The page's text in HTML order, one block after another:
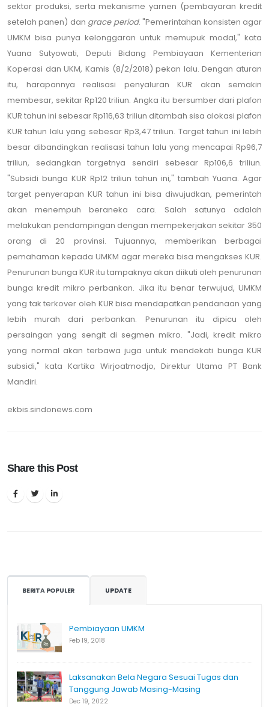
sektor produksi, serta mekanisme yarnen (pembayaran kredit
setelah panen) dan grace period. "Pemerintahan konsisten agar
UMKM bisa punya kelonggaran untuk memupuk modal," kata
Yuana Sutyowati, Deputi Bidang Pembiayaan Kementerian
Koperasi dan UKM, Kamis (8/2/2018) pekan lalu. Dengan aturan
itu, harapannya realisasi penyaluran KUR akan semakin
membesar, sekitar Rp120 triliun. Angka itu bersumber dari plafon
KUR tahun ini sebesar Rp116,63 triliun ditambah sisa alokasi plafon
KUR tahun lalu yang sebesar Rp3,47 triliun. Target tahun ini lebih
besar dibandingkan realisasi tahun lalu yang mencapai Rp96,7
triliun, sedangkan targetnya sendiri sebesar Rp106,6 triliun.
"Subsidi bunga KUR Rp12 triliun tahun ini," tambah Yuana. Agar
target penyerapan KUR tahun ini bisa diwujudkan, pemerintah
akan menempuh beraneka cara. Salah satunya adalah
melakukan pendampingan dengan mempekerjakan sekitar 350
orang di 20 provinsi. Tujuannya, memberikan berbagai
pemahaman kepada UMKM agar mereka bisa mengakses KUR.
Penurunan bunga KUR itu tampaknya akan diikuti oleh penurunan
bunga kredit mikro perbankan. Jika itu benar terwujud, UMKM
yang tak terkover oleh KUR bisa mendapatkan pendanaan yang
lebih murah dari perbankan. Penurunan itu dipicu oleh
persaingan yang sengit di segmen mikro. "Jadi, kredit mikro
yang normal akan terbawa juga untuk mendekati bunga KUR
subsidi," kata Kartika Wirjoatmodjo, Direktur Utama PT Bank
Mandiri.
ekbis.sindonews.com
Share this Post
BERITA POPULER UPDATE
Pembiayaan UMKM
Feb 19, 2018
Laksanakan Bela Negara Sesuai Tugas dan
Tanggung Jawab Masing-Masing
Dec 19, 2022